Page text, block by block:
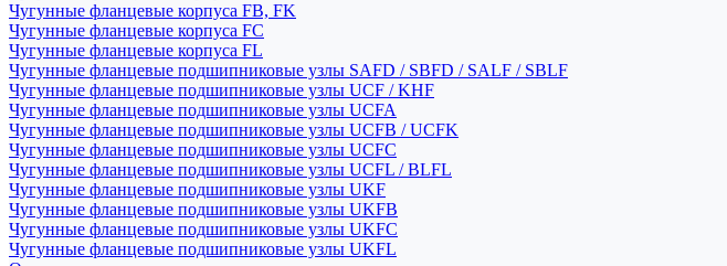
Чугунные фланцевые корпуса FB, FK
Чугунные фланцевые корпуса FC
Чугунные фланцевые корпуса FL
Чугунные фланцевые подшипниковые узлы SAFD / SBFD / SALF / SBLF
Чугунные фланцевые подшипниковые узлы UCF / KHF
Чугунные фланцевые подшипниковые узлы UCFA
Чугунные фланцевые подшипниковые узлы UCFB / UCFK
Чугунные фланцевые подшипниковые узлы UCFC
Чугунные фланцевые подшипниковые узлы UCFL / BLFL
Чугунные фланцевые подшипниковые узлы UKF
Чугунные фланцевые подшипниковые узлы UKFB
Чугунные фланцевые подшипниковые узлы UKFC
Чугунные фланцевые подшипниковые узлы UKFL